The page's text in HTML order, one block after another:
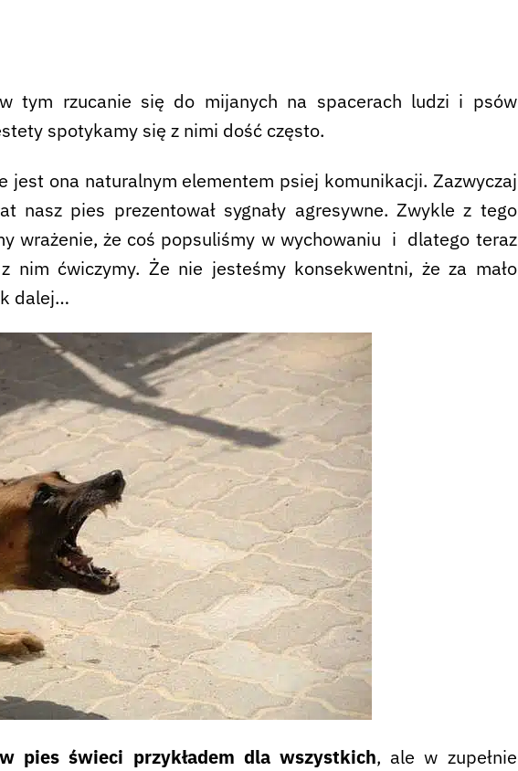
tym rzucanie się do mijanych na spacerach ludzi i psów
spotykamy się z nimi dość często.
ona naturalnym elementem psiej komunikacji. Zazwyczaj
pies prezentował sygnały agresywne. Zwykle z tego
wrażenie, że coś popsuliśmy w wychowaniu i dlatego teraz
nim ćwiczymy. Że nie jesteśmy konsekwentni, że za mało
dalej…
pies świeci przykładem dla wszystkich, ale w zupełnie